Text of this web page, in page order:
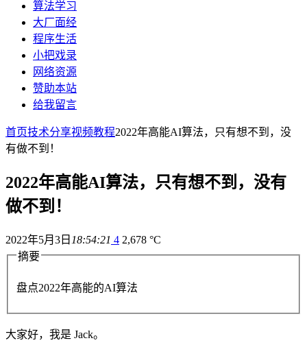
算法学习
大厂面经
程序生活
小把戏录
网络资源
赞助本站
给我留言
首页技术分享视频教程2022年高能AI算法，只有想不到，没
有做不到！
2022年高能AI算法，只有想不到，没有
做不到！
2022年5月3日 18:54:21 4 2,678 °C
摘要
盘点2022年高能的AI算法
大家好，我是 Jack。